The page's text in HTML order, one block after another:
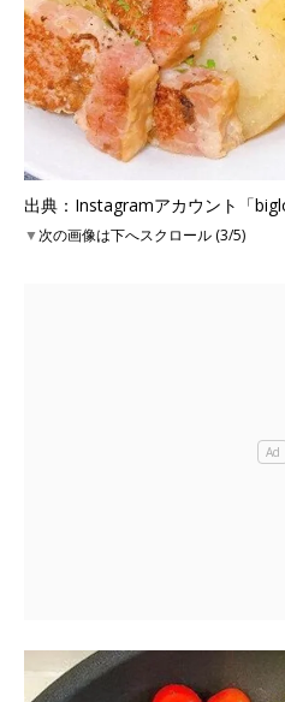
出典：Instagramアカウント「
▼次の画像は下へスクロール (3/5)